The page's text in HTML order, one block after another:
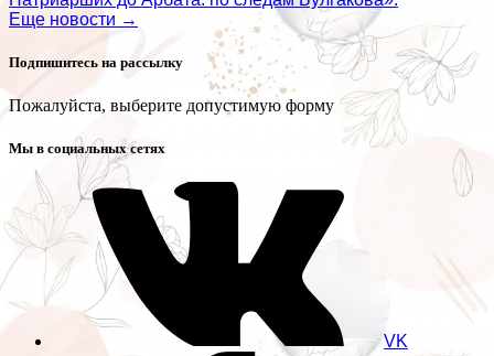
Еще новости →
Подпишитесь на рассылку
Пожалуйста, выберите допустимую форму
Мы в социальных сетях
VK